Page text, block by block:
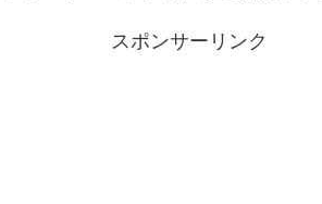
スポンサーリンク